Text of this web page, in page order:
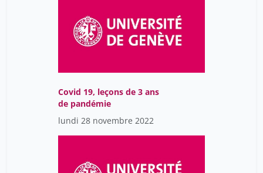
Covid 19, leçons de 3 ans
de pandémie
lundi 28 novembre 2022